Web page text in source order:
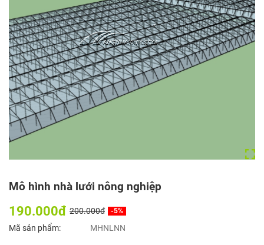
Mô hình nhà lưới nông nghiệp
190.000đ 200.000đ -5%
Mã sản phẩm: MHNLNN